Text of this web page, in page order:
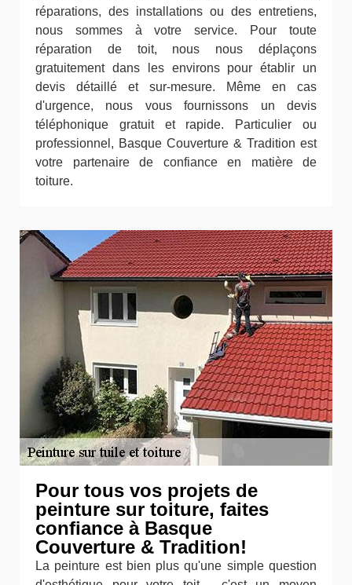
réparations, des installations ou des entretiens,
nous sommes à votre service. Pour toute
réparation de toit, nous nous déplaçons
gratuitement dans les environs pour établir un
devis détaillé et sur-mesure. Même en cas
d'urgence, nous vous fournissons un devis
téléphonique gratuit et rapide. Particulier ou
professionnel, Basque Couverture & Tradition est
votre partenaire de confiance en matière de
toiture.
Pour tous vos projets de
peinture sur toiture, faites
confiance à Basque
Couverture & Tradition!
La peinture est bien plus qu'une simple question